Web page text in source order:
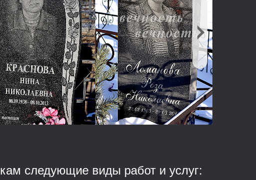
следующие виды работ и услуг: